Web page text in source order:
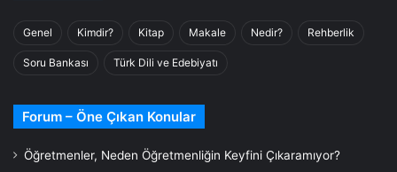
Genel Kimdir? Kitap Makale Nedir? Rehberlik
Soru Bankası Türk Dili ve Edebiyatı
Forum – Öne Çıkan Konular
Öğretmenler, Neden Öğretmenliğin Keyfini Çıkaramıyor?